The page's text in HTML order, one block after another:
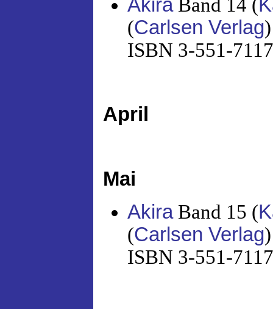
AkiraBand 14 (
(Carlsen Verlag)
ISBN 3-551-
April
Mai
AkiraBand 15 (
(Carlsen Verlag)
ISBN 3-551-